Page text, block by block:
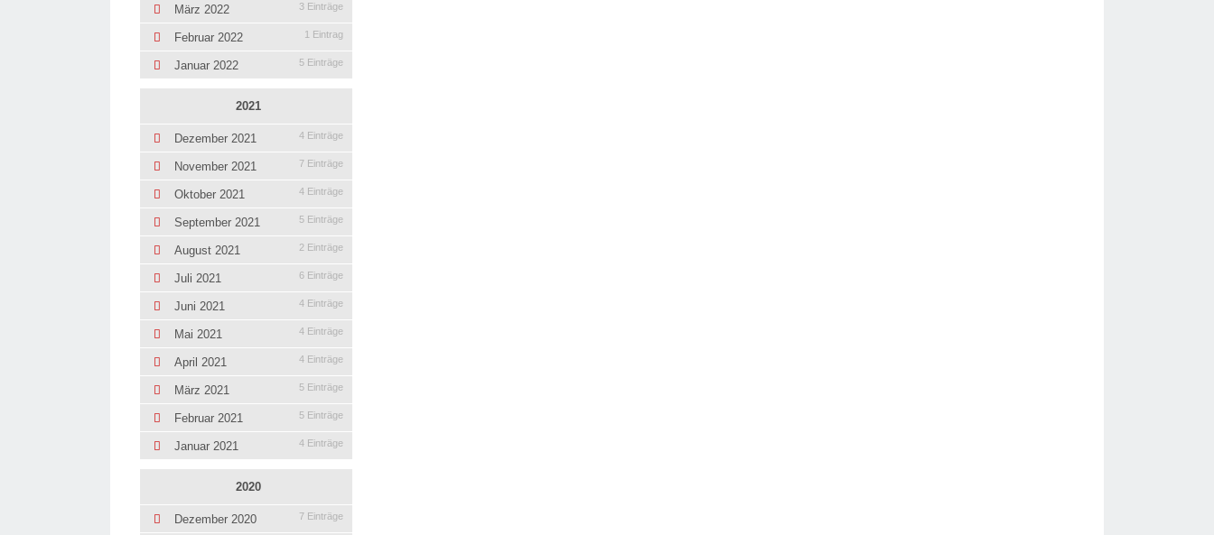
März 2022 3 Einträge
Februar 2022 1 Eintrag
Januar 2022 5 Einträge
2021
Dezember 2021 4 Einträge
November 2021 7 Einträge
Oktober 2021 4 Einträge
September 2021 5 Einträge
August 2021 2 Einträge
Juli 2021 6 Einträge
Juni 2021 4 Einträge
Mai 2021 4 Einträge
April 2021 4 Einträge
März 2021 5 Einträge
Februar 2021 5 Einträge
Januar 2021 4 Einträge
2020
Dezember 2020 7 Einträge